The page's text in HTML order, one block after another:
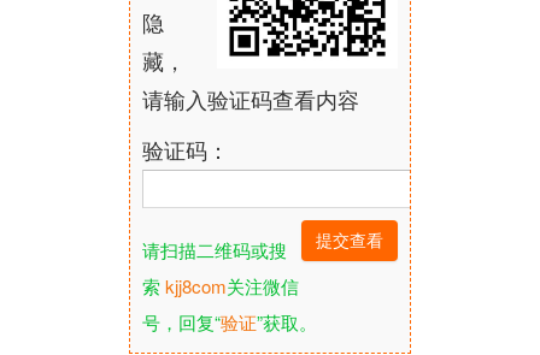
隐
藏，
请输入验证码查看内容
验证码：
请扫描二维码或搜
索kjj8com关注微信
号，回复“验证”获取。